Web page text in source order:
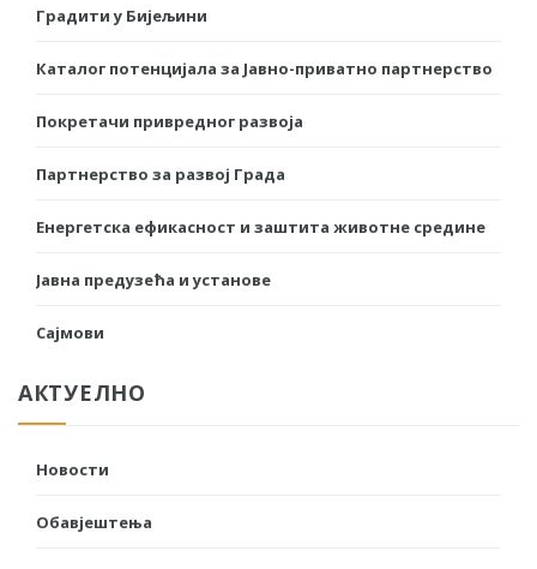
Градити у Бијељини
Каталог потенцијала за Јавно-приватно партнерство
Покретачи привредног развоја
Партнерство за развој Града
Енергетска ефикасност и заштита животне средине
Јавна предузећа и установе
Сајмови
АКТУЕЛНО
Новости
Обавјештења